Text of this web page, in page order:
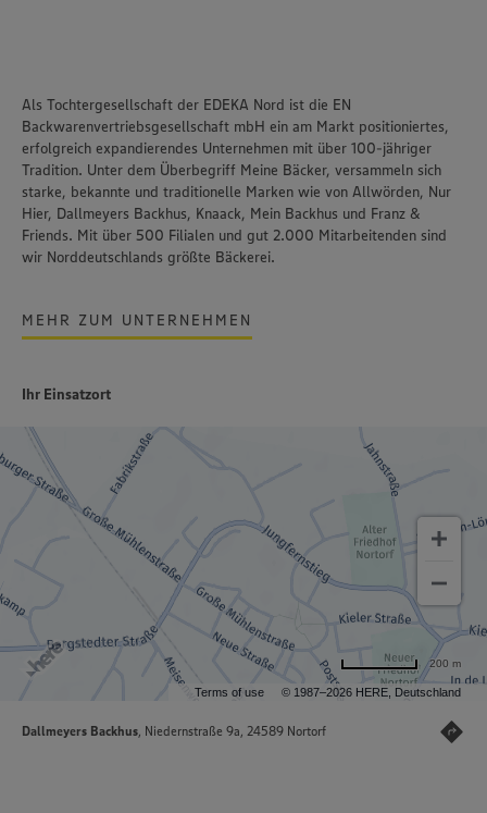
Als Tochtergesellschaft der EDEKA Nord ist die EN
Backwarenvertriebsgesellschaft mbH ein am Markt positioniertes,
erfolgreich expandierendes Unternehmen mit über 100-jähriger
Tradition. Unter dem Überbegriff Meine Bäcker, versammeln sich
starke, bekannte und traditionelle Marken wie von Allwörden, Nur
Hier, Dallmeyers Backhus, Knaack, Mein Backhus und Franz &
Friends. Mit über 500 Filialen und gut 2.000 Mitarbeitenden sind
wir Norddeutschlands größte Bäckerei.
MEHR ZUM UNTERNEHMEN
Ihr Einsatzort
Terms of use © 1987–2026 HERE, Deutschland
200 m
Dallmeyers Backhus, Niedernstraße 9a, 24589 Nortorf